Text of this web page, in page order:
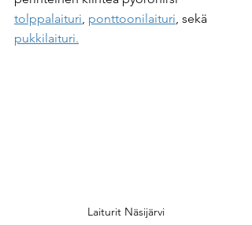
tolppalaituri, ponttoonilaituri, sekä
pukkilaituri.
Laiturit Näsijärvi